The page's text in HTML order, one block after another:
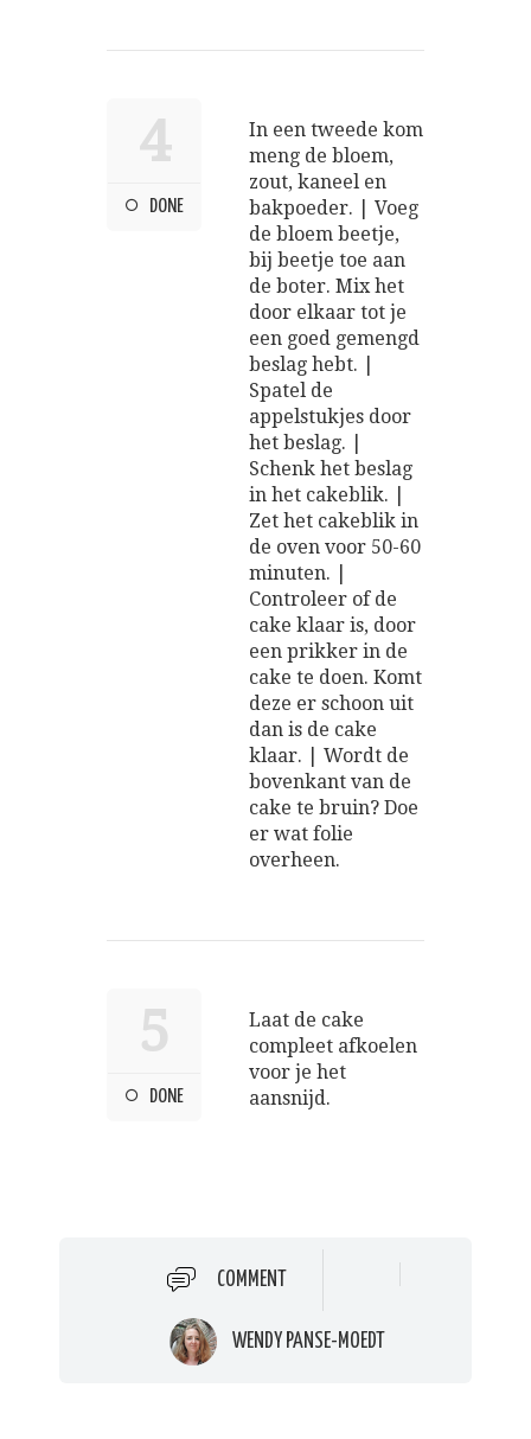
4
DONE
In een tweede kom
meng de bloem,
zout, kaneel en
bakpoeder. | Voeg
de bloem beetje,
bij beetje toe aan
de boter. Mix het
door elkaar tot je
een goed gemengd
beslag hebt. |
Spatel de
appelstukjes door
het beslag. |
Schenk het beslag
in het cakeblik. |
Zet het cakeblik in
de oven voor 50-60
minuten. |
Controleer of de
cake klaar is, door
een prikker in de
cake te doen. Komt
deze er schoon uit
dan is de cake
klaar. | Wordt de
bovenkant van de
cake te bruin? Doe
er wat folie
overheen.
5
DONE
Laat de cake
compleet afkoelen
voor je het
aansnijd.
COMMENT
WENDY PANSE-MOEDT